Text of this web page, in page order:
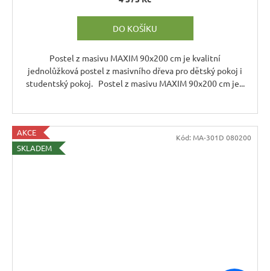
DO KOŠÍKU
Postel z masivu MAXIM 90x200 cm je kvalitní
jednolůžková postel z masivního dřeva pro dětský pokoj i
studentský pokoj. Postel z masivu MAXIM 90x200 cm je...
AKCE
SKLADEM
Kód: MA-301D 080200